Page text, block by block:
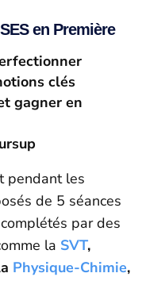
en Première
clés
gagner en
pendant les
de 5 séances
par des
la SVT,
Physique-Chimie,